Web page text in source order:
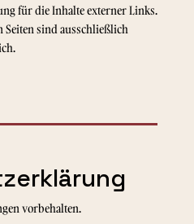
für die Inhalte externer Links.
sind ausschließlich
vorbehalten.